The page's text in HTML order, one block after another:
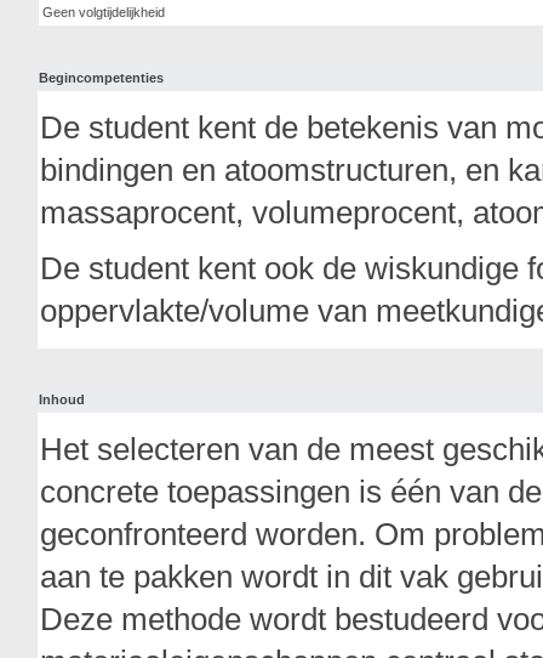
Geen volgtijdelijkheid
Begincompetenties
De student kent de betekenis van
bindingen en atoomstructuren, en
massaprocent, volumeprocent,
De student kent ook de wiskundige
oppervlakte/volume van
Inhoud
Het selecteren van de meest
concrete toepassingen is één van
geconfronteerd worden. Om
aan te pakken wordt in dit vak
Deze methode wordt bestudeerd